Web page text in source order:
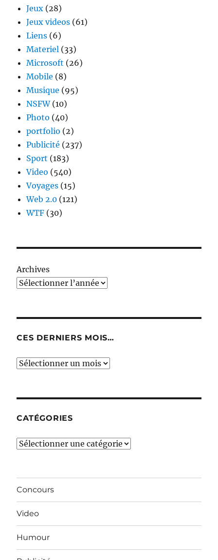
Jeux (28)
Jeux videos (61)
Liens (6)
Materiel (33)
Microsoft (26)
Mobile (8)
Musique (95)
NSFW(10)
Photo (40)
portfolio (2)
Publicité (237)
Sport (183)
Video (540)
Voyages (15)
Web 2.0 (121)
WTF (30)
Archives
CES DERNIERS MOIS…
Ces
CATÉGORIES
Catégories
Concours
Video
Humour